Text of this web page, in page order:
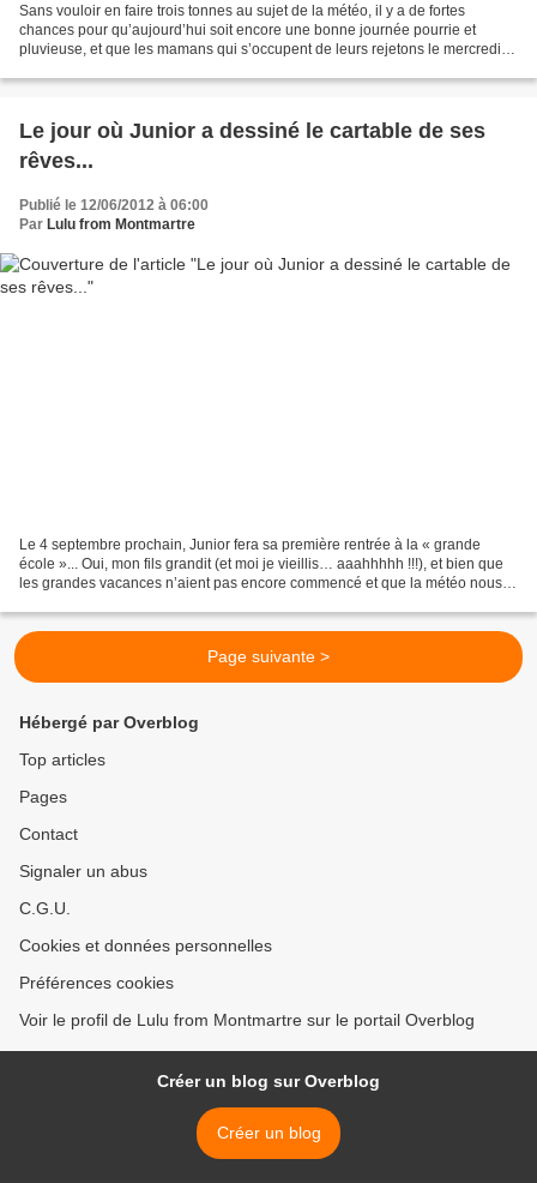
Sans vouloir en faire trois tonnes au sujet de la météo, il y a de fortes
chances pour qu’aujourd’hui soit encore une bonne journée pourrie et
pluvieuse, et que les mamans qui s’occupent de leurs rejetons le mercredi
Le jour où Junior a dessiné le cartable de ses
rêves...
Publié le 12/06/2012 à 06:00
Par Lulu from Montmartre
Le 4 septembre prochain, Junior fera sa première rentrée à la « grande
école »... Oui, mon fils grandit (et moi je vieillis… aaahhhhh !!!), et bien que
les grandes vacances n’aient pas encore commencé et que la météo nous
Page suivante >
Hébergé par Overblog
Top articles
Pages
Contact
Signaler un abus
C.G.U.
Cookies et données personnelles
Préférences cookies
Voir le profil de Lulu from Montmartre sur le portail Overblog
Créer un blog sur Overblog
Créer un blog